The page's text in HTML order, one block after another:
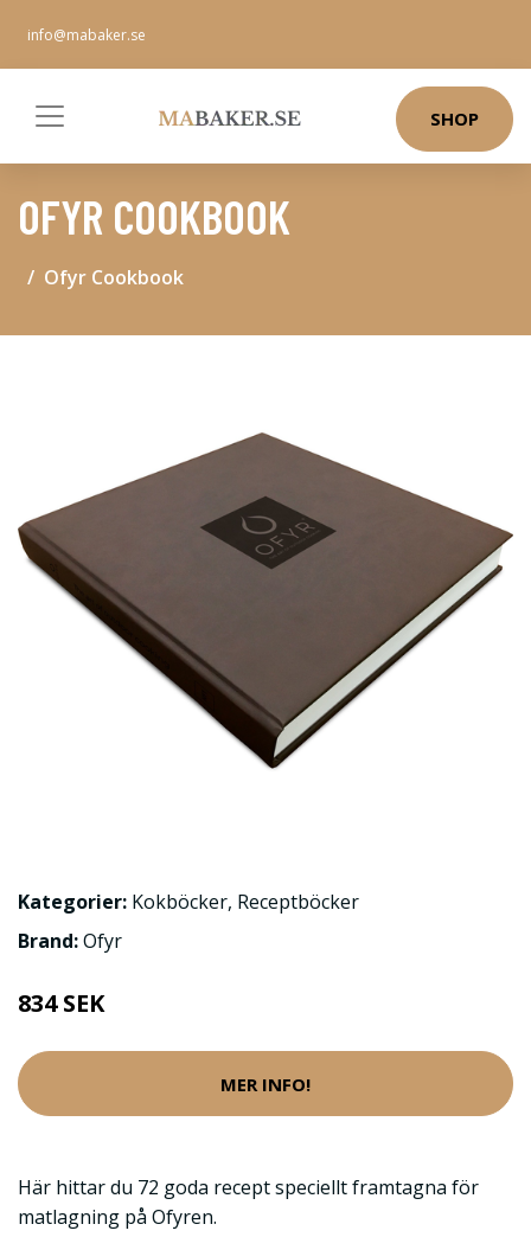
info@mabaker.se
SHOP
OFYR COOKBOOK
Ofyr Cookbook
Kategorier: Kokböcker, Receptböcker
Brand:Ofyr
834 SEK
MER INFO!
Här hittar du 72 goda recept speciellt framtagna för
matlagning på Ofyren.